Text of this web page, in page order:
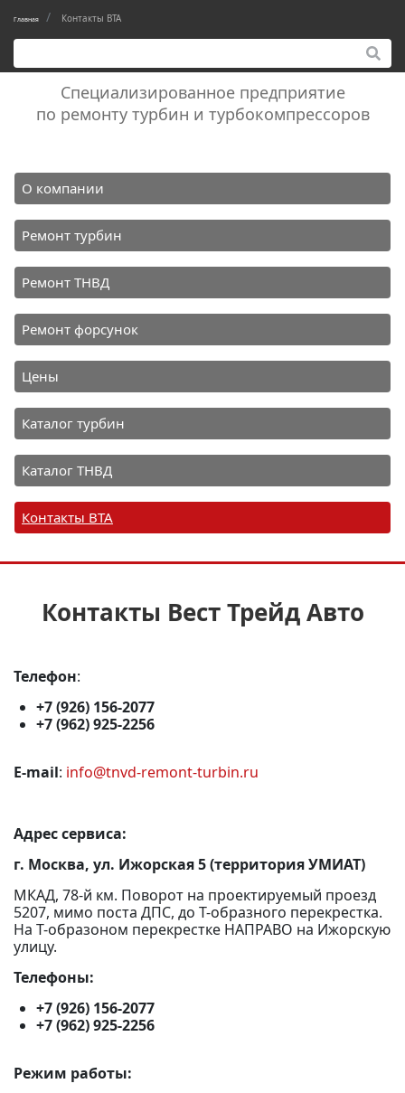
Главная Контакты ВТА
Специализированное предприятие
по ремонту турбин и турбокомпрессоров
О компании
Ремонт турбин
Ремонт ТНВД
Ремонт форсунок
Цены
Каталог турбин
Каталог ТНВД
Контакты ВТА
Контакты Вест Трейд Авто
Телефон:
+7 (926) 156-2077
+7 (962) 925-2256
E-mail: info@tnvd-remont-turbin.ru
Адрес сервиса:
г. Москва, ул. Ижорская 5 (территория УМИАТ)
МКАД, 78-й км. Поворот на проектируемый проезд
5207, мимо поста ДПС, до Т-образного перекрестка.
На Т-образоном перекрестке НАПРАВО на Ижорскую
улицу.
Телефоны:
+7 (926) 156-2077
+7 (962) 925-2256
Режим работы: